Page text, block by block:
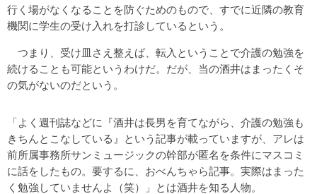
行く場がなくなることを防ぐためのもので、すでに近隣の教育
機関に学生の受け入れを打診しているという。
つまり、受け皿さえ整えば、転入ということで介護の勉強を
続けることも可能というわけだ。だが、当の酒井はまったくそ
の気がないのだという。
「よく週刊誌などに『酒井は長男を育てながら、介護の勉強も
きちんとこなしている』という記事が載っていますが、アレは
前所属事務所サンミュージックの幹部が匿名を条件にマスコミ
に話をしたもの。要するに、おべんちゃら記事。実際はまった
く勉強していませんよ（笑）」とは酒井を知る人物。